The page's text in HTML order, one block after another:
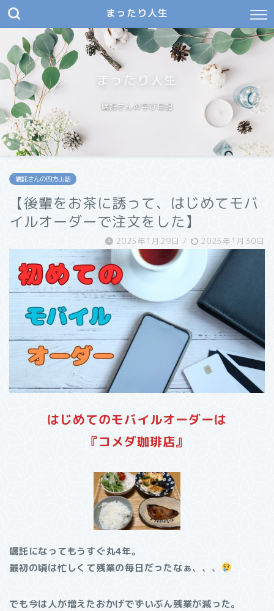
まったり人生
まったり人生
嘱託さんの学び日記
嘱託さんの四方山話
【後輩をお茶に誘って、はじめてモバ
イルオーダーで注文をした】
2025年1月29日 / 2025年1月30日
はじめてのモバイルオーダーは
『コメダ珈琲店』
嘱託になってもうすぐ丸4年。
最初の頃は忙しくて残業の毎日だったなぁ、、、
でも今は人が増えたおかげでずいぶん残業が減った。